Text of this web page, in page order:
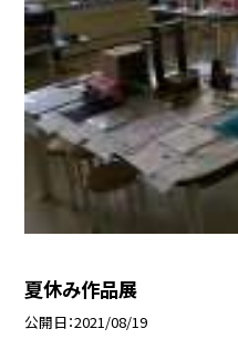
夏休み作品展
公開日 2021/08/19